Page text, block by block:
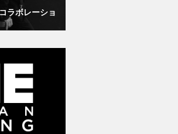
ラボレーショ